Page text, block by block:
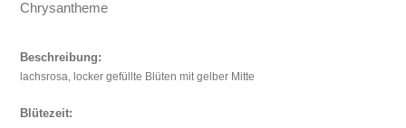
Chrysantheme
Beschreibung:
lachsrosa, locker gefüllte Blüten mit gelber Mitte
Blütezeit: